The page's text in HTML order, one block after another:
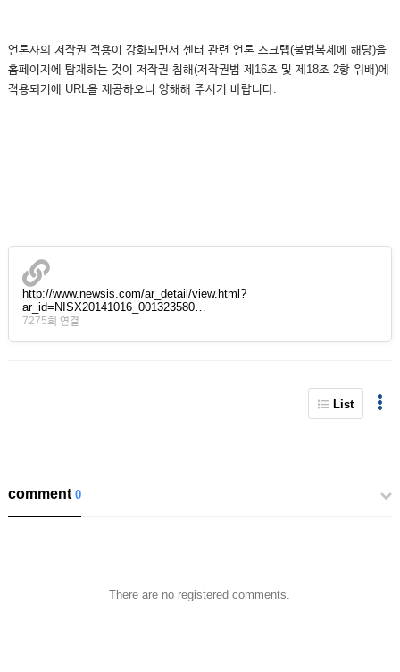
언론사의 저작권 적용이 강화되면서 센터 관련 언론 스크랩(불법복제에 해당)을
홈페이지에 탑재하는 것이 저작권 침해(저작권법 제16조 및 제18조 2항 위배)에
적용되기에 URL을 제공하오니 양해해 주시기 바랍니다.
http://www.newsis.com/ar_detail/view.html?
ar_id=NISX20141016_001323580…
7275회 연결
List
comment0
There are no registered comments.